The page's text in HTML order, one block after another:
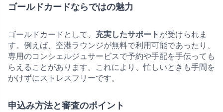
ゴールドカードならではの魅力
ゴールドカードとして、 充実したサポート が受けられま
す。例えば、空港ラウンジが無料で利用可能であったり、
専用のコンシェルジュサービスで予約や手配を手伝っても
らえることがあります。これにより、忙しいときも手間を
かけずにストレスフリーです。
申込み方法と審査のポイント